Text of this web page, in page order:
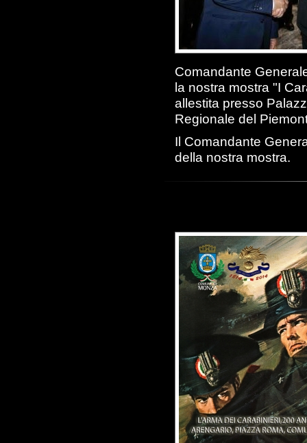
Comandante
la nostra mostra "I
allestita presso
Regionale del
Il Comandante
della nostra mostra.